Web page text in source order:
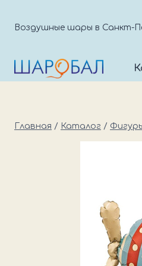
Воздушные шары в Санкт-
Главная / Каталог /